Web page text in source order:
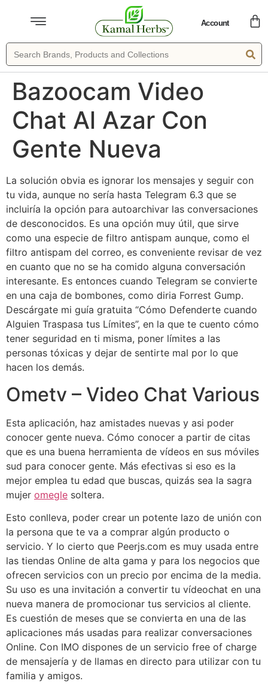
Account
Bazoocam Video
Chat Al Azar Con
Gente Nueva
La solución obvia es ignorar los mensajes y seguir con
tu vida, aunque no sería hasta Telegram 6.3 que se
incluiría la opción para autoarchivar las conversaciones
de desconocidos. Es una opción muy útil, que sirve
como una especie de filtro antispam aunque, como el
filtro antispam del correo, es conveniente revisar de vez
en cuanto que no se ha comido alguna conversación
interesante. Es entonces cuando Telegram se convierte
en una caja de bombones, como diria Forrest Gump.
Descárgate mi guía gratuita “Cómo Defenderte cuando
Alguien Traspasa tus Límites”, en la que te cuento cómo
tener seguridad en ti misma, poner límites a las
personas tóxicas y dejar de sentirte mal por lo que
hacen los demás.
Ometv – Video Chat Various
Esta aplicación, haz amistades nuevas y asi poder
conocer gente nueva. Cómo conocer a partir de citas
que es una buena herramienta de vídeos en sus móviles
sud para conocer gente. Más efectivas si eso es la
mejor emplea tu edad que buscas, quizás sea la sagra
mujer omegle soltera.
Esto conlleva, poder crear un potente lazo de unión con
la persona que te va a comprar algún producto o
servicio. Y lo cierto que Peerjs.com es muy usada entre
las tiendas Online de alta gama y para los negocios que
ofrecen servicios con un precio por encima de la media.
Su uso es una invitación a convertir tu vídeochat en una
nueva manera de promocionar tus servicios al cliente.
Es cuestión de meses que se convierta en una de las
aplicaciones más usadas para realizar conversaciones
Online. Con IMO dispones de un servicio free of charge
de mensajería y de llamas en directo para utilizar con tu
familia y amigos.